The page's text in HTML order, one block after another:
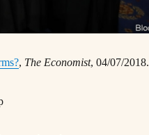
, The Economist, 04/07/2018.